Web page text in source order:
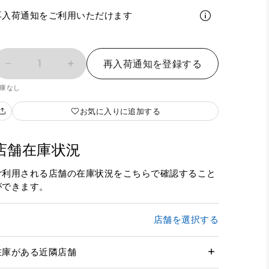
入荷通知をご利用いただけます
1 再入荷通知を登録する
なし
お気に入りに追加する
舗在庫状況
利用される店舗の在庫状況をこちらで確認すること
きます。
店舗を選択する
庫がある近隣店舗